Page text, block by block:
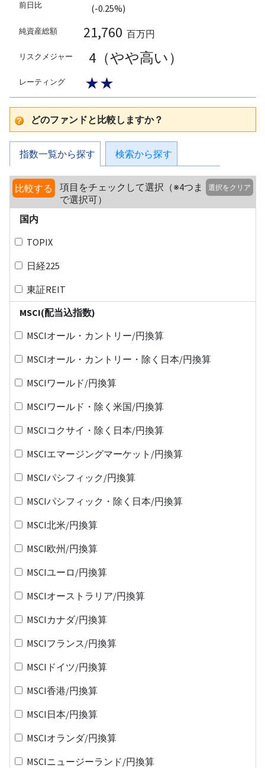
前日比
(-0.25%)
純資産総額 21,760 百万円
リスクメジャー 4（やや高い）
レーティング ★★
どのファンドと比較しますか？
指数一覧から探す 検索から探す
比較する
項目をチェックして選択（※4つま
で選択可）
選択をクリア
国内
TOPIX
日経225
東証REIT
MSCI(配当込指数)
MSCIオール・カントリー/円換算
MSCIオール・カントリー・除く日本/円換算
MSCIワールド/円換算
MSCIワールド・除く米国/円換算
MSCIコクサイ・除く日本/円換算
MSCIエマージングマーケット/円換算
MSCIパシフィック/円換算
MSCIパシフィック・除く日本/円換算
MSCI北米/円換算
MSCI欧州/円換算
MSCIユーロ/円換算
MSCIオーストラリア/円換算
MSCIカナダ/円換算
MSCIフランス/円換算
MSCIドイツ/円換算
MSCI香港/円換算
MSCI日本/円換算
MSCIオランダ/円換算
MSCIニュージーランド/円換算